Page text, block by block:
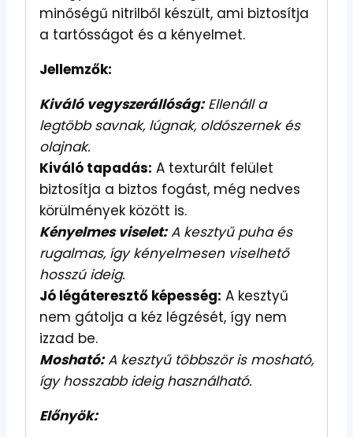
minőségű nitrilből készült, ami biztosítja
a tartósságot és a kényelmet.
Jellemzők:
Kiváló vegyszerállóság:Ellenáll a
legtöbb savnak, lúgnak, oldószernek és
olajnak.
Kiváló tapadás: A texturált felület
biztosítja a biztos fogást, még nedves
körülmények között is.
Kényelmes viselet:A kesztyű puha és
rugalmas, így kényelmesen viselhető
hosszú ideig.
Jó légáteresztő képesség: A kesztyű
nem gátolja a kéz légzését, így nem
izzad be.
Mosható:A kesztyű többször is mosható,
így hosszabb ideig használható.
Előnyök: